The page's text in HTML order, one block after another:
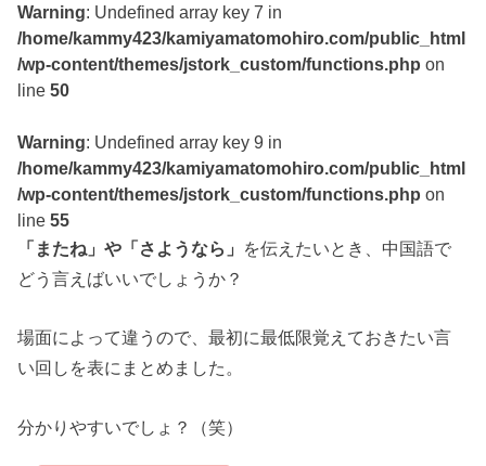
Warning: Undefined array key 7 in
/home/kammy423/kamiyamatomohiro.com/public_html
/wp-content/themes/jstork_custom/functions.php on
line50
Warning: Undefined array key 9 in
/home/kammy423/kamiyamatomohiro.com/public_html
/wp-content/themes/jstork_custom/functions.php on
line55
「またね」や「さようなら」 を伝えたいとき、中国語で
どう言えばいいでしょうか？
場面によって違うので、最初に最低限覚えておきたい言
い回しを表にまとめました。
分かりやすいでしょ？（笑）